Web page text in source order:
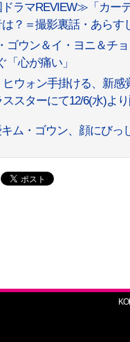
ラマREVIEW≫「カー
？＝撮影裏話・あらす
ゴウン＆イ・ヨニ＆チ
「心が痛い」
ヒウォン手掛ける、新
スターにて12/6(水)より
ム・ゴウン、顔にび